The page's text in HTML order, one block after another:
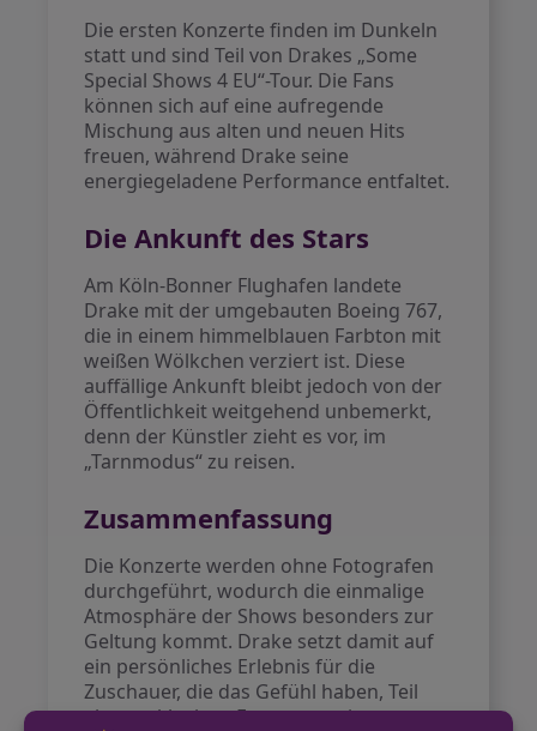
Die ersten Konzerte finden im Dunkeln
statt und sind Teil von Drakes „Some
Special Shows 4 EU“-Tour. Die Fans
können sich auf eine aufregende
Mischung aus alten und neuen Hits
freuen, während Drake seine
energiegeladene Performance entfaltet.
Die Ankunft des Stars
Am Köln-Bonner Flughafen landete
Drake mit der umgebauten Boeing 767,
die in einem himmelblauen Farbton mit
weißen Wölkchen verziert ist. Diese
auffällige Ankunft bleibt jedoch von der
Öffentlichkeit weitgehend unbemerkt,
denn der Künstler zieht es vor, im
„Tarnmodus“ zu reisen.
Zusammenfassung
Die Konzerte werden ohne Fotografen
durchgeführt, wodurch die einmalige
Atmosphäre der Shows besonders zur
Geltung kommt. Drake setzt damit auf
ein persönliches Erlebnis für die
Zuschauer, die das Gefühl haben, Teil
eines exklusiven Events zu sein.